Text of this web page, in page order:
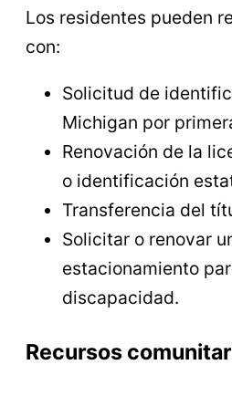
Los residentes pueden
con:
Solicitud de
Michigan por
Renovación de la
o identificación
Transferencia del
Solicitar o renovar
estacionamiento
discapacidad.
Recursos